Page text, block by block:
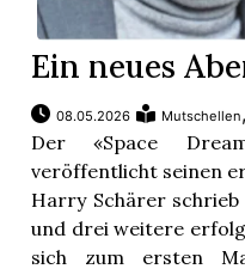
Ein neues
08.05.2026 Mutschellen,
Der «Space
veröffentlicht seinen
Harry Schärer
und drei weitere
sich zum ersten